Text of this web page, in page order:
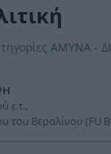
ΑΜΥΝΑ -
ε.τ.,
του Βερολίνου (FU